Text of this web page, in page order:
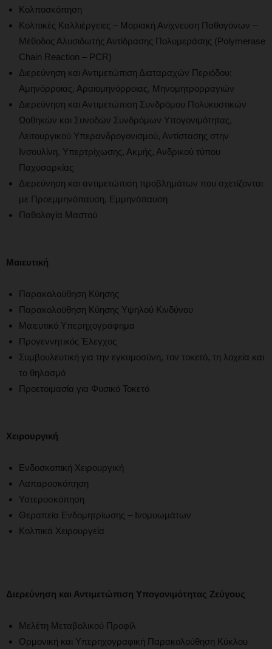
Κολποσκόπηση
Κολπικές Καλλιέργειες – Μοριακή Ανίχνευση Παθογόνων –
Μέθοδος Αλυσιδωτής Αντίδρασης Πολυμεράσης (Polymerase
Chain Reaction – PCR)
Διερεύνηση και Αντιμετώπιση Διαταραχών Περιόδου:
Αμηνόρροιας, Αραιομηνόρροιας, Μηνομητρορραγιών
Διερεύνηση και Αντιμετώπιση Συνδρόμου Πολυκυστικών
Ωοθηκών και Συνοδών Συνδρόμων Υπογονιμότητας,
Λειτουργικού Υπερανδρογονισμού, Αντίστασης στην
Ινσουλίνη, Υπερτρίχωσης, Ακμής, Ανδρικού τύπου
Παχυσαρκίας
Διερεύνηση και αντιμετώπιση προβλημάτων που σχετίζονται
με Προεμμηνόπαυση, Εμμηνόπαυση
Παθολογία Μαστού
Μαιευτική
Παρακολούθηση Κύησης
Παρακολούθηση Κύησης Υψηλού Κινδύνου
Μαιευτικό Υπερηχογράφημα
Προγεννητικός Έλεγχος
Συμβουλευτική για την εγκυμοσύνη, τον τοκετό, τη λοχεία και
το θηλασμό
Προετοιμασία για Φυσικό Τοκετό
Χειρουργική
Ενδοσκοπική Χειρουργική
Λαπαροσκόπηση
Υστεροσκόπηση
Θεραπεία Ενδομητρίωσης – Ινομυωμάτων
Κολπικά Χειρουργεία
Διερεύνηση και Αντιμετώπιση Υπογονιμότητας Ζεύγους
Μελέτη Μεταβολικού Προφίλ
Ορμονική και Υπερηχογραφική Παρακολούθηση Κύκλου